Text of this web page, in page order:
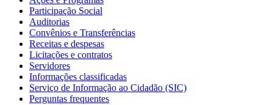
Participação Social
Auditorias
Convênios e Transferências
Receitas e despesas
Licitações e contratos
Servidores
Informações classificadas
Serviço de Informação ao Cidadão (SIC)
Perguntas frequentes